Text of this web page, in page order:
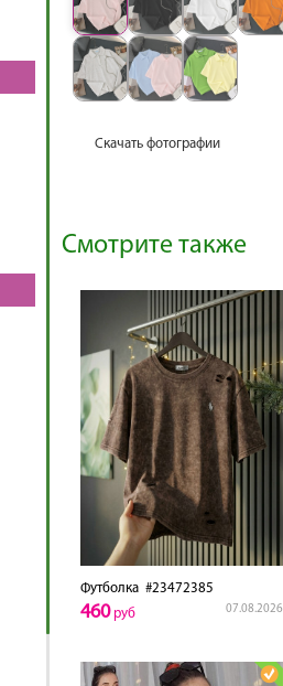
Скачать фотографии
Смотрите также
Футболка #23472385
07.08.2026
460руб